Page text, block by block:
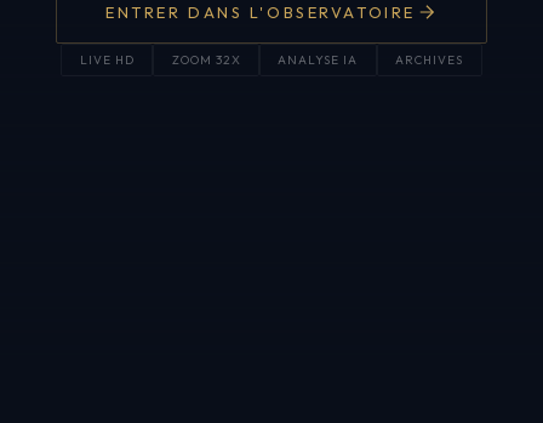
ENTRER DANS L'OBSERVATOIRE
LIVE HD ZOOM 32X ANALYSE IA ARCHIVES